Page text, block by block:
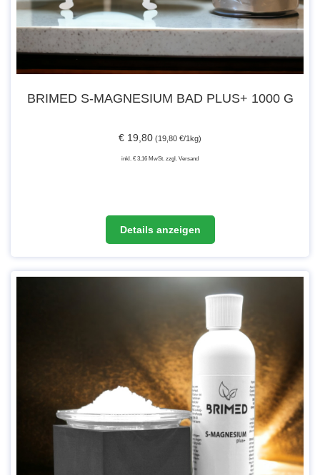
BRIMED S-MAGNESIUM BAD PLUS+ 1000 G
€ 19,80 (19,80 €/1kg)
inkl. € 3,16 MwSt. zzgl. Versand
Details anzeigen